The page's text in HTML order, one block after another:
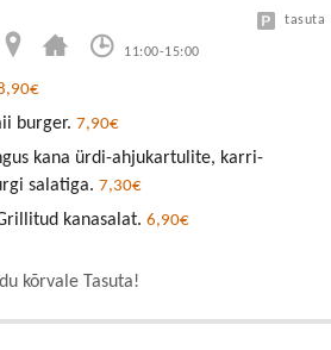
11:00-15:00
tasuta
burger. 7,90€
kana ürdi-ahjukartulite, karri-
salatiga. 7,30€
kanasalat. 6,90€
kõrvale Tasuta!